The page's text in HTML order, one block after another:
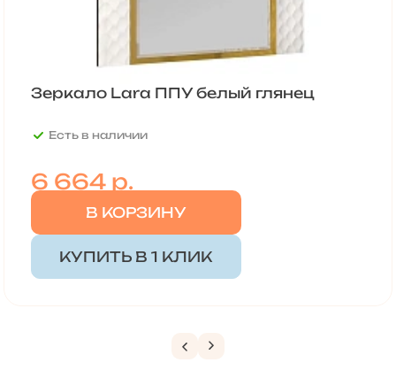
Зеркало Lara ППУ белый глянец
Есть в наличии
6 664р.
В КОРЗИНУ
КУПИТЬ В 1 КЛИК